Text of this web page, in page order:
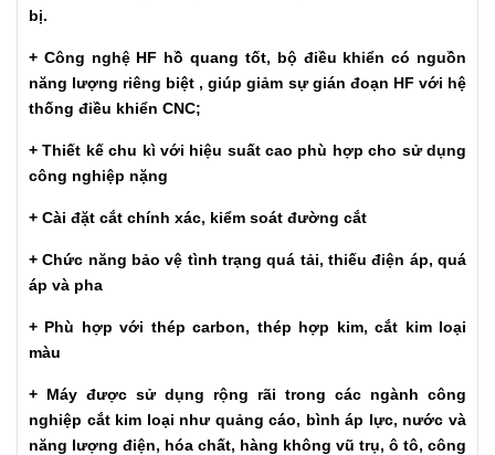
bị.
+ Công nghệ HF hồ quang tốt, bộ điều khiển có nguồn
năng lượng riêng biệt , giúp giảm sự gián đoạn HF với hệ
thống điều khiển CNC;
+ Thiết kế chu kì với hiệu suất cao phù hợp cho sử dụng
công nghiệp nặng
+ Cài đặt cắt chính xác, kiểm soát đường cắt
+ Chức năng bảo vệ tình trạng quá tải, thiếu điện áp, quá
áp và pha
+ Phù hợp với thép carbon, thép hợp kim, cắt kim loại
màu
+ Máy được sử dụng rộng rãi trong các ngành công
nghiệp cắt kim loại như quảng cáo, bình áp lực, nước và
năng lượng điện, hóa chất, hàng không vũ trụ, ô tô, công